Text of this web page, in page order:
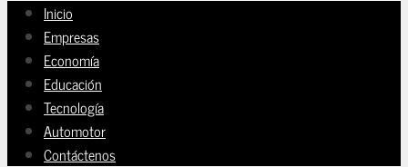
Inicio
Empresas
Economía
Educación
Tecnología
Automotor
Contáctenos